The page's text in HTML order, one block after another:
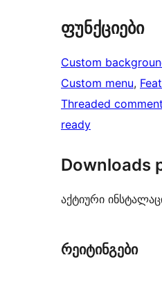
ფუნქციები
Custom
Custom menu,
Threaded
ready
Downloads
აქტიური
რეიტინგები